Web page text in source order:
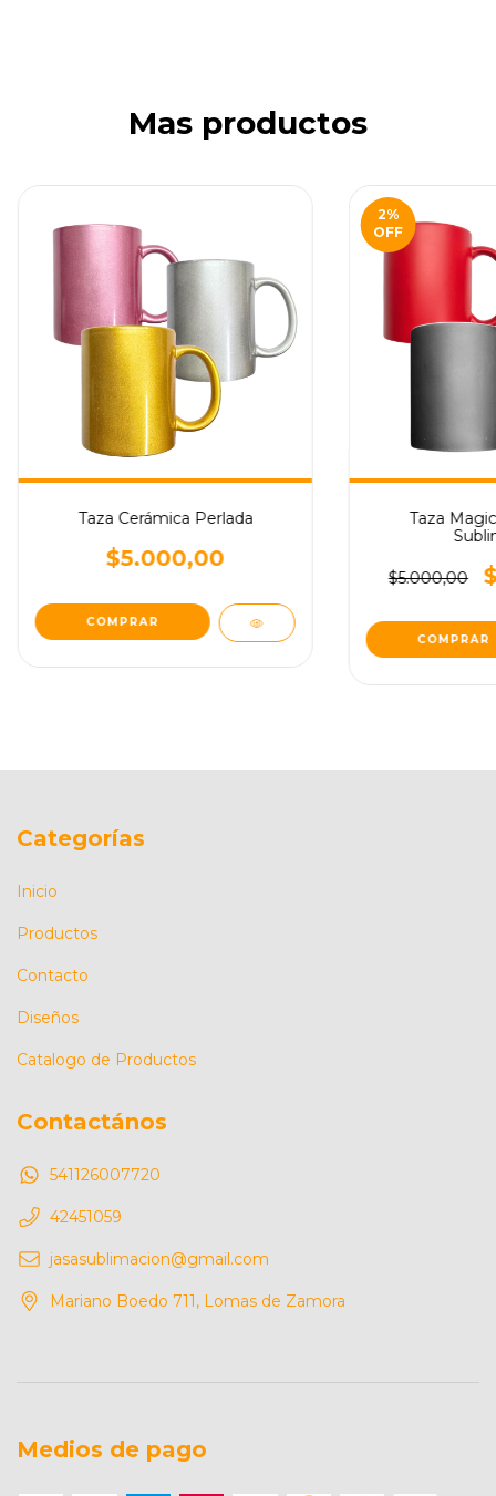
Mas productos
Taza Cerámica Perlada
$5.000,00
COMPRAR
2%
OFF
Taza
$5.000,00
COMPRAR
Categorías
Inicio
Productos
Contacto
Diseños
Catalogo de Productos
Contactános
541126007720
42451059
jasasublimacion@gmail.com
Mariano Boedo 711, Lomas de Zamora
Medios de pago